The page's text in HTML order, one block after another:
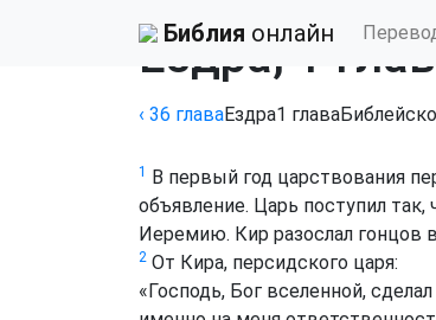
Библия онлайн
Ездра, 1
‹ 36 главаЕздра1 глава
1 В первый год царствования
объявление. Царь поступил
Иеремию. Кир разослал гонцов
2 От Кира, персидского царя:
«Господь, Бог вселенной,